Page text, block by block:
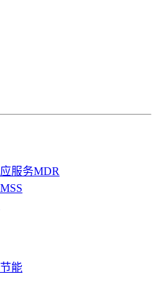
服务MDR
能